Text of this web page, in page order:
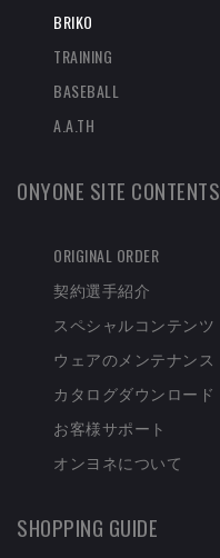
BRIKO
TRAINING
BASEBALL
A.A.TH
ONYONE SITE CONTENTS
ORIGINAL ORDER
契約選手紹介
スペシャルコンテンツ
ウェアのメンテナンス
カタログダウンロード
お客様サポート
オンヨネについて
SHOPPING GUIDE